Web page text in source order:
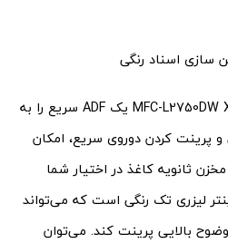
اسناد رنگی
پرینتر لیزری چند کاره برادر MFC-L2750DW XL یک ADF سریع را به
پرینت کردن دوروی سریع، امکان
ثانویه کاغذ در اختیار شما
لیزری تک رنگی است که می‌تواند
بالایی پرینت کند. می‌توان